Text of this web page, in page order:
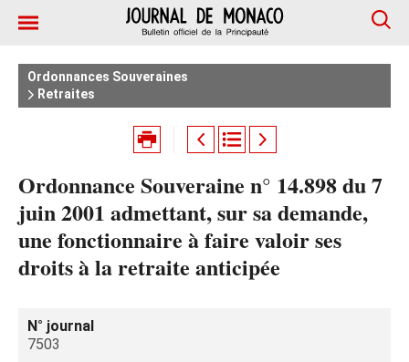
Ordonnances Souveraines
Retraites
Ordonnance Souveraine n° 14.898 du 7
juin 2001 admettant, sur sa demande,
une fonctionnaire à faire valoir ses
droits à la retraite anticipée
N° journal
7503